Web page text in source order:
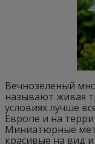
Вечнозеленый
называют живая
условиях лучше
Европе и на
Миниатюрные
красивые на вид